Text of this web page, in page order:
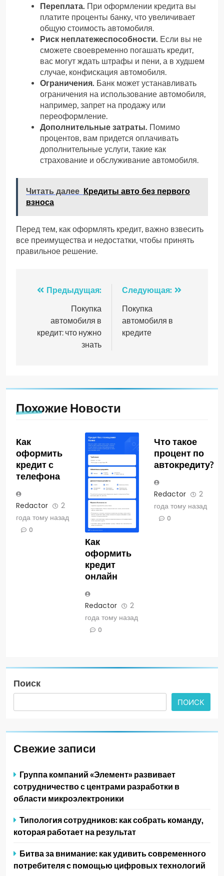
Переплата. При оформлении кредита вы
платите проценты банку, что увеличивает
общую стоимость автомобиля.
Риск неплатежеспособности. Если вы не
сможете своевременно погашать кредит,
вас могут ждать штрафы и пени, а в худшем
случае, конфискация автомобиля.
Ограничения. Банк может устанавливать
ограничения на использование автомобиля,
например, запрет на продажу или
переоформление.
Дополнительные затраты. Помимо
процентов, вам придется оплачивать
дополнительные услуги, такие как
страхование и обслуживание автомобиля.
Читать далее Кредиты авто без первого
взноса
Перед тем, как оформлять кредит, важно взвесить
все преимущества и недостатки, чтобы принять
правильное решение.
Навигация
записям
Предыдущая:
Покупка
автомобиля в
кредит: что нужно
знать
Следующая:
Покупка
автомобиля в
кредите
Похожие Новости
Как
оформить
кредит с
телефона
Redactor
2
года тому назад
0
Как
оформить
кредит
онлайн
Redactor
2
года тому назад
0
Что такое
процент по
автокредиту?
Redactor
2
года тому назад
0
Поиск
ПОИСК
Свежие записи
Группа компаний «Элемент» развивает
сотрудничество с центрами разработки в
области микроэлектроники
Типология сотрудников: как собрать команду,
которая работает на результат
Битва за внимание: как удивить современного
потребителя с помощью цифровых технологий